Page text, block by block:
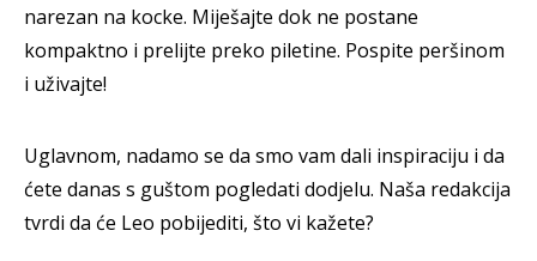
narezan na kocke. Miješajte dok ne postane
kompaktno i prelijte preko piletine. Pospite peršinom
i uživajte!
Uglavnom, nadamo se da smo vam dali inspiraciju i da
ćete danas s guštom pogledati dodjelu. Naša redakcija
tvrdi da će Leo pobijediti, što vi kažete?